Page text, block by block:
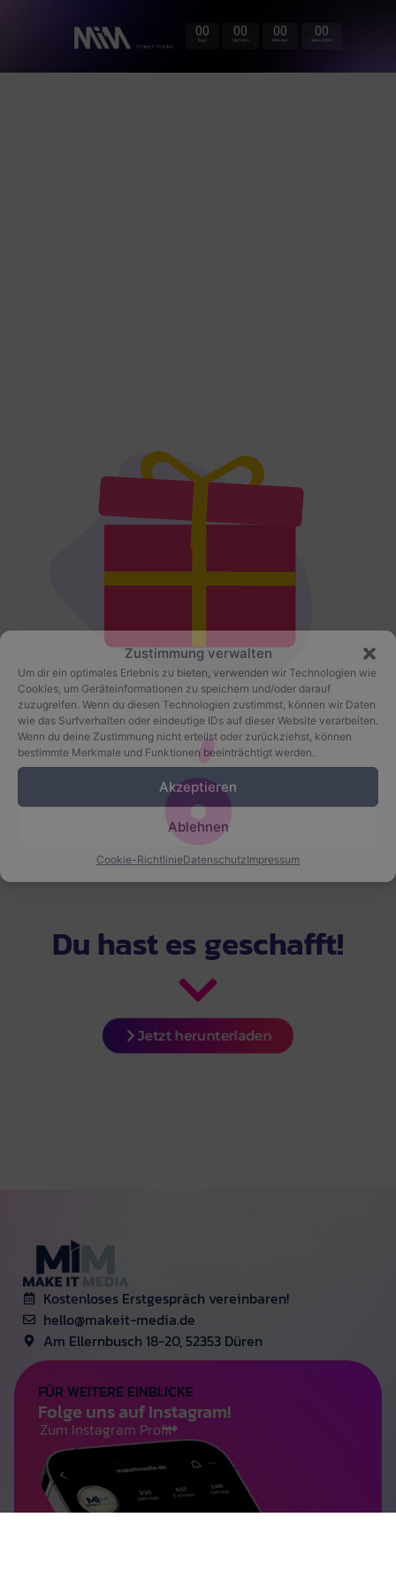
Zustimmung verwalten
Um dir ein optimales Erlebnis zu bieten, verwenden wir Technologien wie
Cookies, um Geräteinformationen zu speichern und/oder darauf
zuzugreifen. Wenn du diesen Technologien zustimmst, können wir Daten
wie das Surfverhalten oder eindeutige IDs auf dieser Website verarbeiten.
Wenn du deine Zustimmung nicht erteilst oder zurückziehst, können
bestimmte Merkmale und Funktionen beeinträchtigt werden.
Akzeptieren
Ablehnen
Cookie-RichtlinieDatenschutzImpressum
00
Tage
00
Stunden
00
Minuten
00
Sekunden
Du hast es geschafft!
Jetzt herunterladen
Kostenloses Erstgespräch vereinbaren!
hello@makeit-media.de
Am Ellernbusch 18-20, 52353 Düren
FÜR WEITERE EINBLICKE
Folge uns auf Instagram!
Zum Instagram Profil